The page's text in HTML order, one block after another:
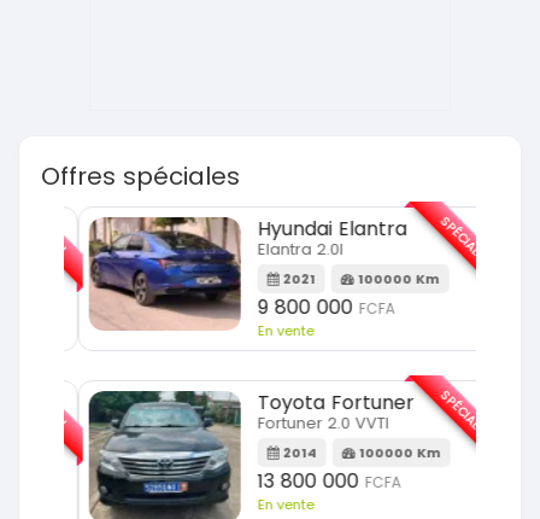
Offres spéciales
Hyundai Elantra
Elantra 2.0l
2021 100000 Km
9 800 000FCFA
En vente
SPÉCIAL
Toyota Fortuner
Fortuner 2.0 VVTI
2014 100000 Km
13 800 000FCFA
En vente
SPÉCIAL